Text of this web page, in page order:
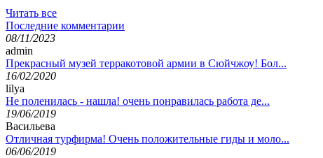
Читать все
Последние комментарии
08/11/2023
admin
Прекрасный музей терракотовой армии в Сюйчжоу! Бол...
16/02/2020
lilya
Не поленилась - нашла! очень понравилась работа де...
19/06/2019
Васильева
Отличная турфирма! Очень положительные гиды и моло...
06/06/2019